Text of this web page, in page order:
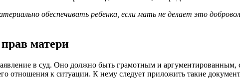
обеспечивать ребенка, если мать не делает это
матери
в суд. Оно должно быть грамотным и аргументированным,
отношения к ситуации. К нему следует приложить такие